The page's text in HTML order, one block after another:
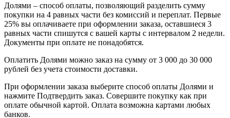
Долями – способ оплаты, позволяющий разделить сумму
покупки на 4 равных части без комиссий и переплат. Первые
25% вы оплачиваете при оформлении заказа, оставшиеся 3
равных части спишутся с вашей карты с интервалом 2 недели.
Документы при оплате не понадобятся.
Оплатить Долями можно заказ на сумму от 3 000 до 30 000
рублей без учета стоимости доставки.
При оформлении заказа выберите способ оплаты Долями и
нажмите Подтвердить заказ. Совершите покупку как при
оплате обычной картой. Оплата возможна картами любых
банков.